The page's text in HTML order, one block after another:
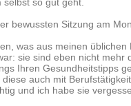
selbst so gut geht.
bewussten Sitzung am
was aus meinen üblichen
sie sind eben nicht mehr
Ihren Gesundheitstipps
auch mit
und ich habe sie